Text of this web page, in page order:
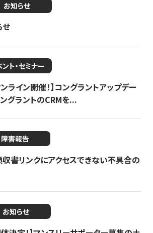
お知らせ
せ
ト・セミナー
ライン開催！】コングラントアップデー
グラントのCRMを...
障害報告
書リンクにアクセスできない不具合の
お知らせ